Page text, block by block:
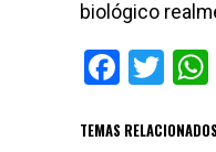
biológico
TEMAS